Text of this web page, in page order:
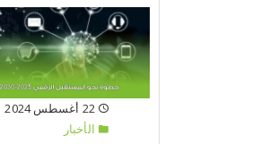
22 أغسطس 2024
الأخبار